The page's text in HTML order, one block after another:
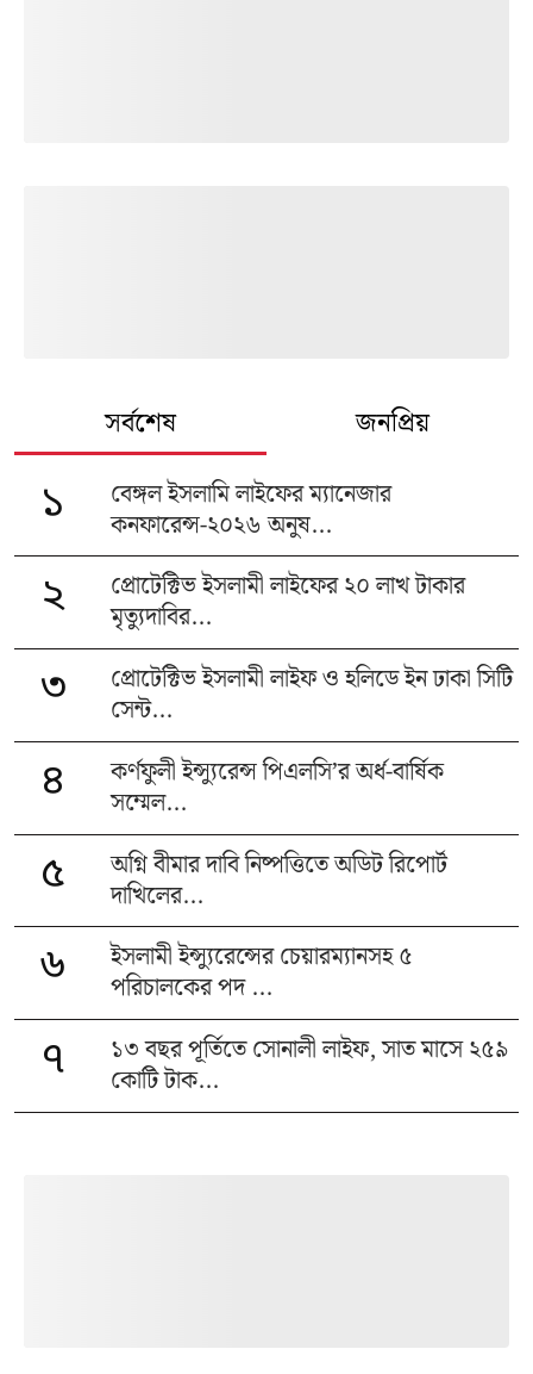
সর্বশেষ জনপ্রিয়
১
বেঙ্গল ইসলামি লাইফের ম্যানেজার
কনফারেন্স-২০২৬ অনুষ...
২
প্রোটেক্টিভ ইসলামী লাইফের ২০ লাখ টাকার
মৃত্যুদাবির...
৩
প্রোটেক্টিভ ইসলামী লাইফ ও হলিডে ইন ঢাকা সিটি
সেন্ট...
৪
কর্ণফুলী ইন্স্যুরেন্স পিএলসি’র অর্ধ-বার্ষিক
সম্মেল...
৫
অগ্নি বীমার দাবি নিষ্পত্তিতে অডিট রিপোর্ট
দাখিলের...
৬
ইসলামী ইন্স্যুরেন্সের চেয়ারম্যানসহ ৫
পরিচালকের পদ ...
৭
১৩ বছর পূর্তিতে সোনালী লাইফ, সাত মাসে ২৫৯
কোটি টাক...